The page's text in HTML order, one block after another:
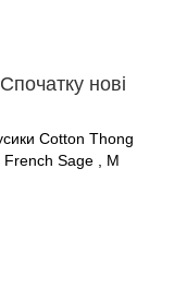
Спочатку нові